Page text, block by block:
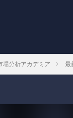
場分析アカデミア 最